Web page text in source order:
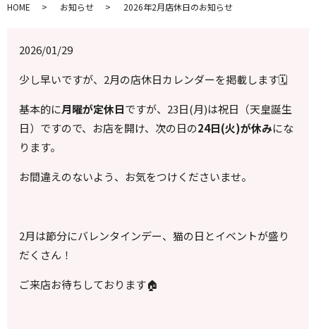
HOME お知らせ 2026年2月店休日のお知らせ
2026/01/29
少し早いですが、2月の店休日カレンダーを掲載します🗓️
基本的に月曜が定休日ですが、23日(月)は祝日（天皇誕生
日）ですので、お店を開け、次の日の24日(火)が休みにな
ります。
お間違えのないよう、お気をつけくださいませ。
2月は節分にバレンタインデー、猫の日とイベントが盛り
だくさん！
ご来店お待ちしております🏠